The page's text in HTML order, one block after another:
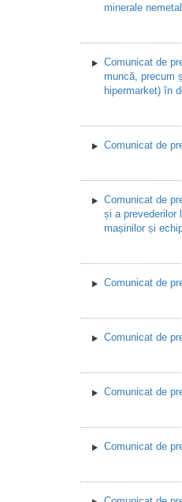
minerale
Comunicat de
muncă, precum
hipermarket) în
Comunicat de
Comunicat de
și a prevederilor
mașinilor și
Comunicat de
Comunicat de
Comunicat de
Comunicat de